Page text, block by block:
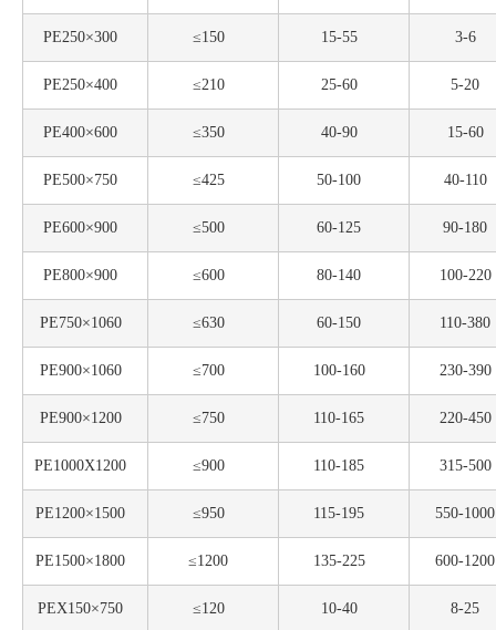
PE250×300 ≤150 15-55 3-6
PE250×400 ≤210 25-60 5-20
PE400×600 ≤350 40-90 15-60
PE500×750 ≤425 50-100 40-110
PE600×900 ≤500 60-125 90-180
PE800×900 ≤600 80-140 100-220
PE750×1060 ≤630 60-150 110-380
PE900×1060 ≤700 100-160 230-390
PE900×1200 ≤750 110-165 220-450
PE1000X1200 ≤900 110-185 315-500
PE1200×1500 ≤950 115-195 550-1000
PE1500×1800 ≤1200 135-225 600-1200
PEX150×750 ≤120 10-40 8-25